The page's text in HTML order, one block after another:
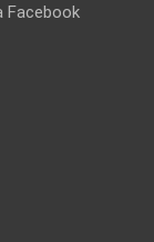
Facebook